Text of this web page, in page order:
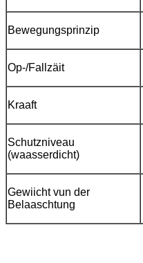
Bewegungsprinzip
Op-/Fallzäit
Kraaft
Schutzniveau
(waasserdicht)
Gewiicht vun der
Belaaschtung